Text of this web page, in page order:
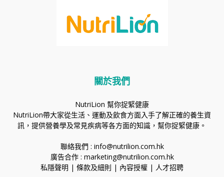
關於我們
NutriLion 幫你捉緊健康
NutriLion帶大家從生活、運動及飲食方面入手了解正確的養生資
訊，提供營養學及常見疾病等各方面的知識，幫你捉緊健康。
聯絡我們 : info@nutrilion.com.hk
廣告合作 : marketing@nutrilion.com.hk
私隱聲明 | 條款及細則 | 內容授權 | 人才招聘